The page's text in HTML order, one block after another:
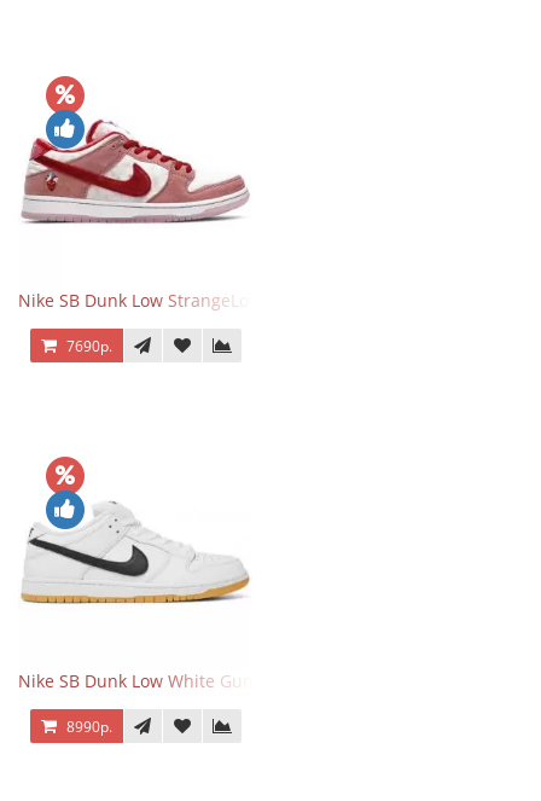
Nike SB Dunk Low StrangeLove Valentine's Day
7690р.
Nike SB Dunk Low White Gum
8990р.